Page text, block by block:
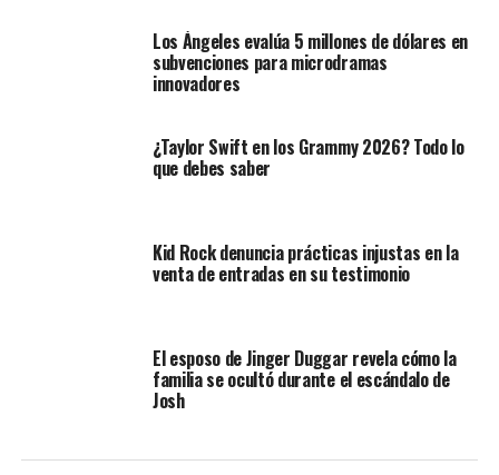
Los Ángeles evalúa 5 millones de dólares en
subvenciones para microdramas
innovadores
¿Taylor Swift en los Grammy 2026? Todo lo
que debes saber
Kid Rock denuncia prácticas injustas en la
venta de entradas en su testimonio
El esposo de Jinger Duggar revela cómo la
familia se ocultó durante el escándalo de
Josh